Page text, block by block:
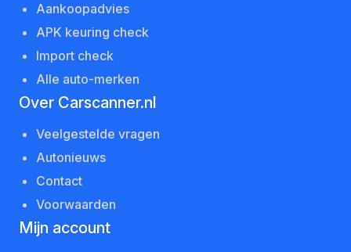
Aankoopadvies
APK keuring check
Import check
Alle auto-merken
Over Carscanner.nl
Veelgestelde vragen
Autonieuws
Contact
Voorwaarden
Mijn account